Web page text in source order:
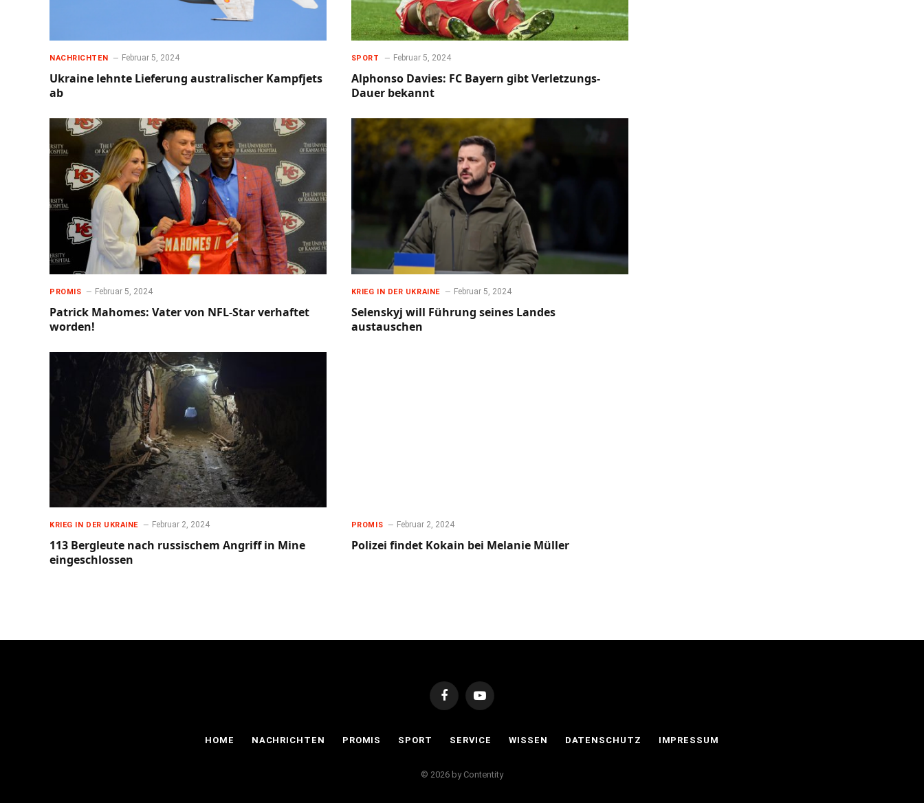
NACHRICHTEN Februar 5, 2024
Ukraine lehnte Lieferung australischer Kampfjets
ab
SPORT Februar 5, 2024
Alphonso Davies: FC Bayern gibt Verletzungs-
Dauer bekannt
PROMIS Februar 5, 2024
Patrick Mahomes: Vater von NFL-Star verhaftet
worden!
KRIEG IN DER UKRAINE Februar 5, 2024
Selenskyj will Führung seines Landes
austauschen
KRIEG IN DER UKRAINE Februar 2, 2024
113 Bergleute nach russischem Angriff in Mine
eingeschlossen
PROMIS Februar 2, 2024
Polizei findet Kokain bei Melanie Müller
FacebookYouTube
HOME NACHRICHTEN PROMIS SPORT SERVICE WISSEN DATENSCHUTZ IMPRESSUM
© 2026 by Contentity